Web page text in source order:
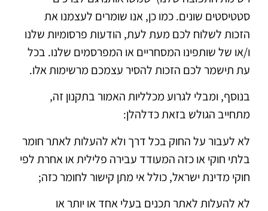
סטטיסטים שונים. כמו כן, אנו שומרים לעצמנו את
הזכות לשלוח לכם מעת לעת, הודעות פרסומיות שלנו
ו/או של שותפינו המסחריים או המפרסמים שלנו. בכל
עת תישמר לכם הזכות להסיר עצמכם מרשימות אלו.
בנוסף, ומבלי לגרוע מכלליות האמור בתקנון זה,
מתחייב הגולש בזאת כדלהלן:
לא לעבור על החוק בכל דרך ולא להעלות לאתר חומר
בלתי חוקי או כזה המעודד עבירה פלילית או אחרת לפי
חוקי מדינת ישראל, כולל אי מתן קישור לחומר כזה;
לא להעלות לאתר תכנים בעלי אחד או יותר או